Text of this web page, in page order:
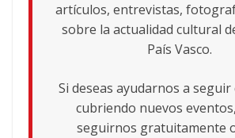
artículos, entrevistas,
sobre la actualidad cultural
País Vasco.
Si deseas ayudarnos a seguir
cubriendo nuevos
seguirnos gratuitamente